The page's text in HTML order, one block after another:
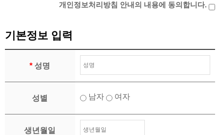
개인정보처리방침 안내의 내용에 동의합니다.
기본정보 입력
* 성명
성별 남자 여자
생년월일